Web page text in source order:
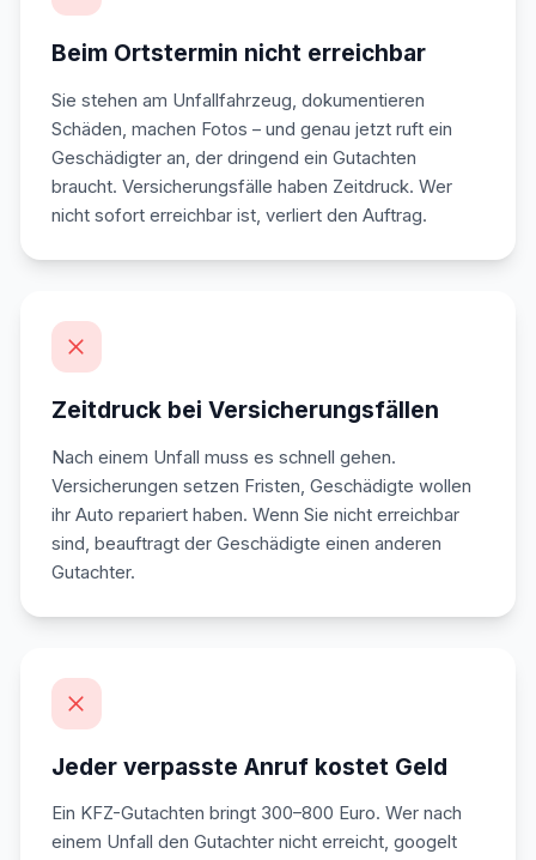
Beim Ortstermin nicht erreichbar
Sie stehen am Unfallfahrzeug, dokumentieren
Schäden, machen Fotos – und genau jetzt ruft ein
Geschädigter an, der dringend ein Gutachten
braucht. Versicherungsfälle haben Zeitdruck. Wer
nicht sofort erreichbar ist, verliert den Auftrag.
Zeitdruck bei Versicherungsfällen
Nach einem Unfall muss es schnell gehen.
Versicherungen setzen Fristen, Geschädigte wollen
ihr Auto repariert haben. Wenn Sie nicht erreichbar
sind, beauftragt der Geschädigte einen anderen
Gutachter.
Jeder verpasste Anruf kostet Geld
Ein KFZ-Gutachten bringt 300–800 Euro. Wer nach
einem Unfall den Gutachter nicht erreicht, googelt